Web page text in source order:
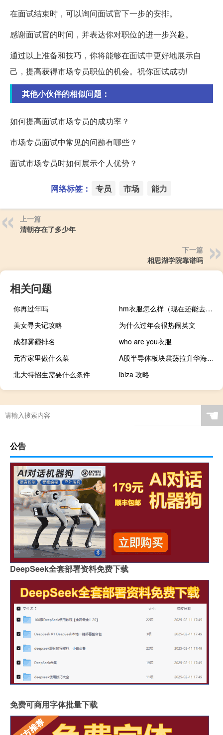
在面试结束时，可以询问面试官下一步的安排。
感谢面试官的时间，并表达你对职位的进一步兴趣。
通过以上准备和技巧，你将能够在面试中更好地展示自
己，提高获得市场专员职位的机会。祝你面试成功!
其他小伙伴的相似问题：
如何提高面试市场专员的成功率？
市场专员面试中常见的问题有哪些？
面试市场专员时如何展示个人优势？
网络标签： 专员 市场 能力
上一篇
清朝存在了多少年
下一篇
相思湖学院靠谱吗
相关问题
你再过年吗
hm衣服怎么样（现在还能去hm买衣服吗）
美女寻夫记攻略
为什么过年会很热闹英文
成都雾霾排名
who are you衣服
元宵家里做什么菜
A股半导体板块震荡拉升华海诚科涨超10%德明利、东芯股份、汇顶科技、江波龙、中芯国际涨超3%
北大特招生需要什么条件
ibiza 攻略
☚
公告
DeepSeek全套部署资料免费下载
免费可商用字体批量下载